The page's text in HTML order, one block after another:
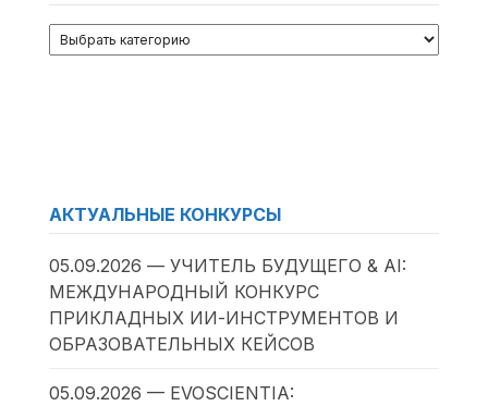
АКТУАЛЬНЫЕ КОНКУРСЫ
05.09.2026 — УЧИТЕЛЬ БУДУЩЕГО & AI:
МЕЖДУНАРОДНЫЙ КОНКУРС
ПРИКЛАДНЫХ ИИ-ИНСТРУМЕНТОВ И
ОБРАЗОВАТЕЛЬНЫХ КЕЙСОВ
05.09.2026 — EVOSCIENTIA: